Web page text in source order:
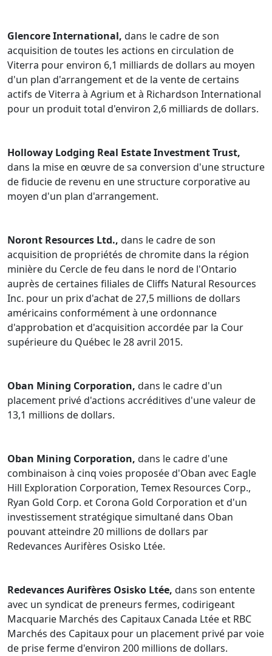
Glencore International, dans le cadre de son
acquisition de toutes les actions en circulation de
Viterra pour environ 6,1 milliards de dollars au moyen
d'un plan d'arrangement et de la vente de certains
actifs de Viterra à Agrium et à Richardson International
pour un produit total d'environ 2,6 milliards de dollars.
Holloway Lodging Real Estate Investment Trust,
dans la mise en œuvre de sa conversion d'une structure
de fiducie de revenu en une structure corporative au
moyen d'un plan d'arrangement.
Noront Resources Ltd., dans le cadre de son
acquisition de propriétés de chromite dans la région
minière du Cercle de feu dans le nord de l'Ontario
auprès de certaines filiales de Cliffs Natural Resources
Inc. pour un prix d'achat de 27,5 millions de dollars
américains conformément à une ordonnance
d'approbation et d'acquisition accordée par la Cour
supérieure du Québec le 28 avril 2015.
Oban Mining Corporation, dans le cadre d'un
placement privé d'actions accréditives d'une valeur de
13,1 millions de dollars.
Oban Mining Corporation, dans le cadre d'une
combinaison à cinq voies proposée d'Oban avec Eagle
Hill Exploration Corporation, Temex Resources Corp.,
Ryan Gold Corp. et Corona Gold Corporation et d'un
investissement stratégique simultané dans Oban
pouvant atteindre 20 millions de dollars par
Redevances Aurifères Osisko Ltée.
Redevances Aurifères Osisko Ltée, dans son entente
avec un syndicat de preneurs fermes, codirigeant
Macquarie Marchés des Capitaux Canada Ltée et RBC
Marchés des Capitaux pour un placement privé par voie
de prise ferme d'environ 200 millions de dollars.